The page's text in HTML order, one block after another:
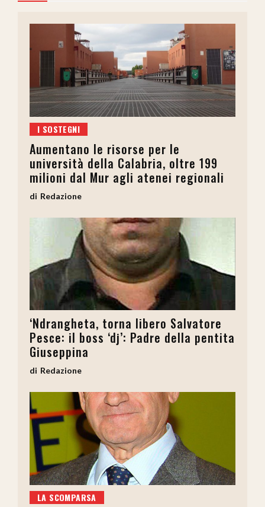
I SOSTEGNI
Aumentano le risorse per le
università della Calabria, oltre 199
milioni dal Mur agli atenei regionali
Redazione
‘Ndrangheta, torna libero Salvatore
Pesce: il boss ‘dj’: Padre della pentita
Giuseppina
Redazione
LA SCOMPARSA